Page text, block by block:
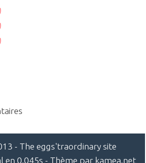
- The eggs'traordinary site
en 0.045s - Thème par kamea.net